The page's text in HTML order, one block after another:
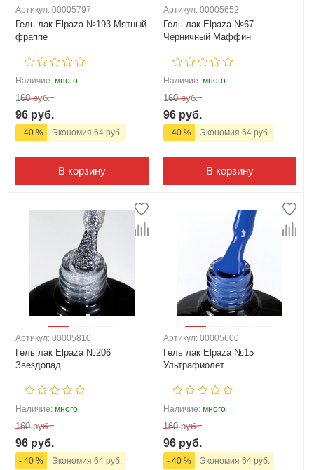
Артикул: 00005797
Гель лак Elpaza №193 Мятный
фраппе
Наличие: много
160 руб.
96 руб.
- 40 % Экономия 64 руб.
В корзину
Артикул: 00005652
Гель лак Elpaza №67
Черничный Маффин
Наличие: много
160 руб.
96 руб.
- 40 % Экономия 64 руб.
В корзину
Артикул: 00005810
Гель лак Elpaza №206
Звездопад
Наличие: много
160 руб.
96 руб.
- 40 % Экономия 64 руб.
Артикул: 00005600
Гель лак Elpaza №15
Ультрафиолет
Наличие: много
160 руб.
96 руб.
- 40 % Экономия 64 руб.